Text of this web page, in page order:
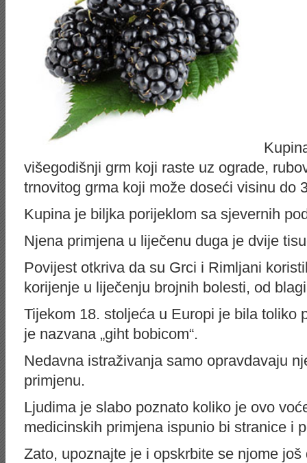
višegodišnji grm koji raste uz ograde,
trnovitog grma koji može doseći visinu do
Kupina je biljka porijeklom sa sjevernih
Njena primjena u liječenu duga je dvije
Povijest otkriva da su Grci i Rimljani
korijenje u liječenju brojnih bolesti, od
Tijekom 18. stoljeća u Europi je bila toliko
je nazvana „giht bobicom“.
Nedavna istraživanja samo opravdavaju
primjenu.
Ljudima je slabo poznato koliko je ovo
medicinskih primjena ispunio bi stranice i
Zato, upoznajte je i opskrbite se njome